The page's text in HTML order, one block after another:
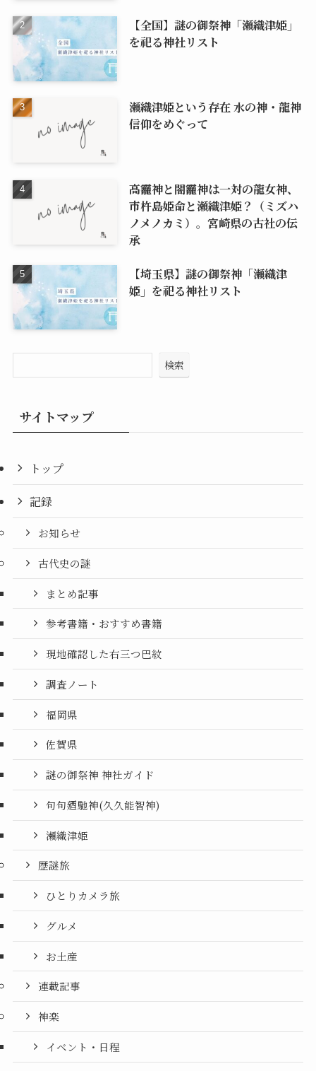
【全国】謎の御祭神「瀬織津姫」
を祀る神社リスト
瀬織津姫という存在 水の神・龍神
信仰をめぐって
高龗神と闇龗神は一対の龍女神、
市杵島姫命と瀬織津姫？（ミズハ
ノメノカミ）。宮崎県の古社の伝
承
【埼玉県】謎の御祭神「瀬織津
姫」を祀る神社リスト
検索
サイトマップ
トップ
記録
お知らせ
古代史の謎
まとめ記事
参考書籍・おすすめ書籍
現地確認した右三つ巴紋
調査ノート
福岡県
佐賀県
謎の御祭神 神社ガイド
句句廼馳神(久久能智神)
瀬織津姫
歴謎旅
ひとりカメラ旅
グルメ
お土産
連載記事
神楽
イベント・日程